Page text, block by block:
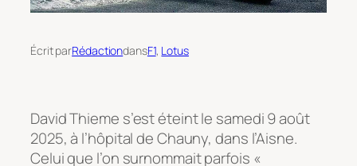
Écrit parRédactiondansF1, Lotus
David Thieme s’est éteint le samedi 9 août
2025, à l’hôpital de Chauny, dans l’Aisne.
Celui que l’on surnommait parfois «